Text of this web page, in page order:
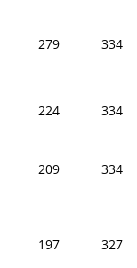
279 334
224
334
209 334
197 327